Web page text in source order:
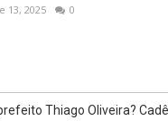
13, 2025 0
Thiago Oliveira?